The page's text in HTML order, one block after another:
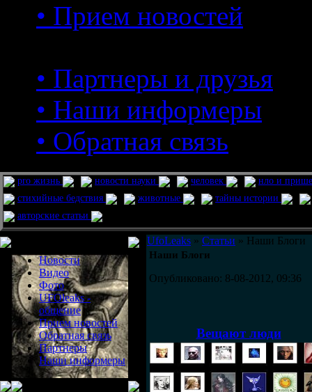
• Прием новостей
• Партнеры и друзья
• Наши информеры
• Обратная связь
pro жизнь новости науки человек
нло и
стихийные бедствия
животные
тайны истории
авторские статьи
Новости
Видео
Фото
UFOleaks -
общение
Прием новостей
Обратная связь
Партнеры
Наши информеры
UfoLeaks » Статьи » Наши Блоги
Наши Блоги
Опубликовано: 8-08-2012, 09:36
Вещают люди